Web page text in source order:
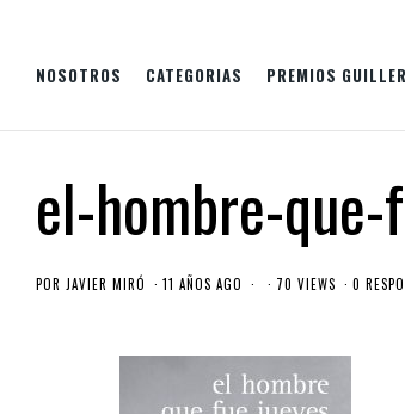
NOSOTROS CATEGORIAS PREMIOS
el-hombre-
POR JAVIER MIRÓ 11 AÑOS AGO 70 VIEWS 0